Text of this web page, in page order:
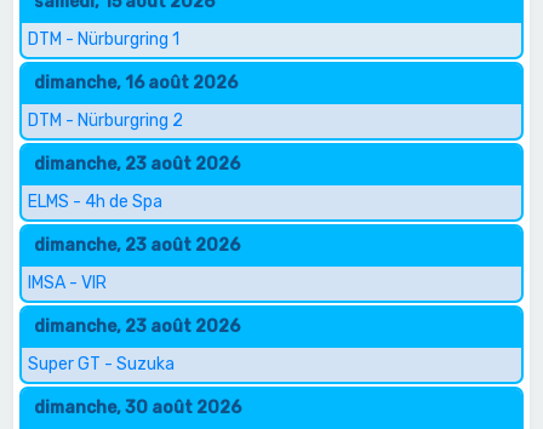
DTM - Nürburgring 1
dimanche, 16 août 2026
DTM - Nürburgring 2
dimanche, 23 août 2026
ELMS - 4h de Spa
dimanche, 23 août 2026
IMSA - VIR
dimanche, 23 août 2026
Super GT - Suzuka
dimanche, 30 août 2026